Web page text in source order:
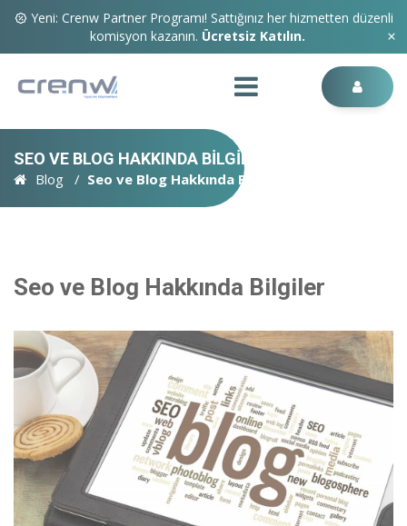
Yeni: Crenw Partner Programı! Sattığınız her hizmetten düzenli
komisyon kazanın. Ücretsiz Katılın.
SEO VE BLOG HAKKINDA BILGILER
Blog Seo ve Blog Hakkında Bilgiler
Seo ve Blog Hakkında Bilgiler